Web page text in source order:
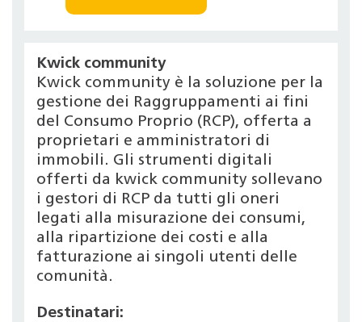
Kwick community
Kwick community è la soluzione per la
gestione dei Raggruppamenti ai fini
del Consumo Proprio (RCP), offerta a
proprietari e amministratori di
immobili. Gli strumenti digitali
offerti da kwick community sollevano
i gestori di RCP da tutti gli oneri
legati alla misurazione dei consumi,
alla ripartizione dei costi e alla
fatturazione ai singoli utenti delle
comunità.
Destinatari: